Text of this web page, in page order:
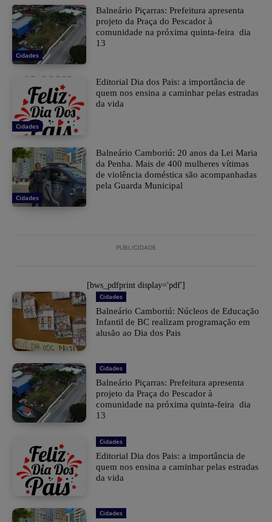
Cidades
Balneário Piçarras: Prefeitura apresenta
projeto da Praça do Pescador à
comunidade na próxima quinta-feira dia
13
Cidades
Editorial Dia dos Pais: a importância de
quem nos ensina a caminhar pelas estradas
da vida
Cidades
Balneário Camboriú: 20 anos da Lei Maria
da Penha. Mais de 400 mulheres vítimas
de violência doméstica são acompanhadas
pela Guarda Municipal
PUBLICIDADE
[bws_pdfprint display='pdf']
Cidades
Balneário Camboriú: Núcleos de Educação
Infantil de BC realizam programação em
alusão ao Dia dos Pais
Cidades
Balneário Piçarras: Prefeitura apresenta
projeto da Praça do Pescador à
comunidade na próxima quinta-feira dia
13
Cidades
Editorial Dia dos Pais: a importância de
quem nos ensina a caminhar pelas estradas
da vida
Cidades